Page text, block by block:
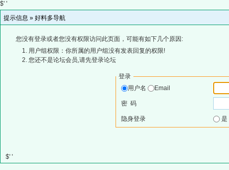
$' '
提示信息 » 好料多导航
您没有登录或者您没有权限访问此页面，可能有如下几个原因:
用户组权限：你所属的用户组没有发表回复的权限!
您还不是论坛会员,请先登录论坛
登录
用户名
Email
密 码
隐身登录
$' '